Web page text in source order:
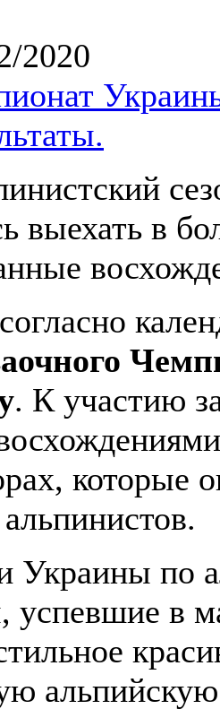
2020
выехать в
. К участию
которые
Украины по
успевшие в